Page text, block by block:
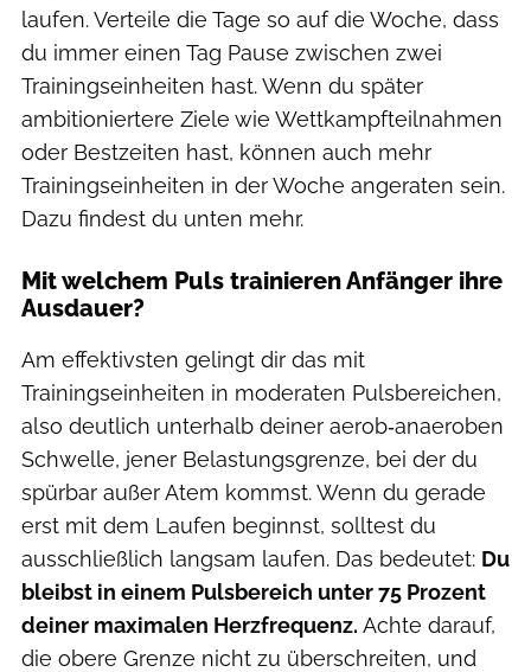
laufen. Verteile die Tage so auf die Woche, dass
du immer einen Tag Pause zwischen zwei
Trainingseinheiten hast. Wenn du später
ambitioniertere Ziele wie Wettkampfteilnahmen
oder Bestzeiten hast, können auch mehr
Trainingseinheiten in der Woche angeraten sein.
Dazu findest du unten mehr.
Mit welchem Puls trainieren Anfänger ihre
Ausdauer?
Am effektivsten gelingt dir das mit
Trainingseinheiten in moderaten Pulsbereichen,
also deutlich unterhalb deiner aerob‑anaeroben
Schwelle, jener Belastungsgrenze, bei der du
spürbar außer Atem kommst. Wenn du gerade
erst mit dem Laufen beginnst, solltest du
ausschließlich langsam laufen. Das bedeutet: Du
bleibst in einem Pulsbereich unter 75 Prozent
deiner maximalen Herzfrequenz. Achte darauf,
die obere Grenze nicht zu überschreiten, und